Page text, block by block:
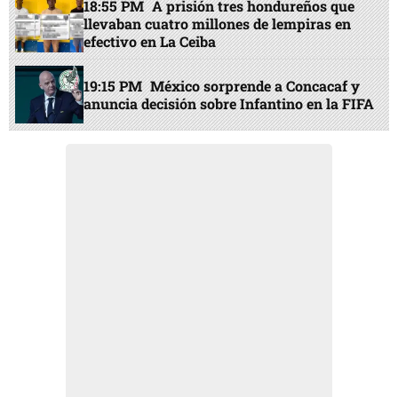
18:55 PM A prisión tres hondureños que
llevaban cuatro millones de lempiras en
efectivo en La Ceiba
19:15 PM México sorprende a Concacaf y
anuncia decisión sobre Infantino en la FIFA